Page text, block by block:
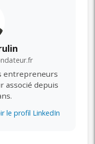
entrepreneurs
associé depuis
le profil LinkedIn